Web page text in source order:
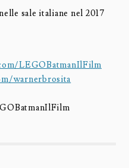
sale italiane nel 2017
LEGOBatmanIlFilm
warnerbrosita